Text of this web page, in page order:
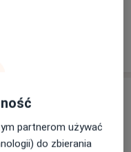
Medycyny
poradni
układu
nerwowego.
partnerom używać
do zbierania